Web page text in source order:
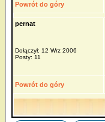
Powrót do góry
pernat
Dołączył: 12 Wrz 2006
Posty: 11
Powrót do góry